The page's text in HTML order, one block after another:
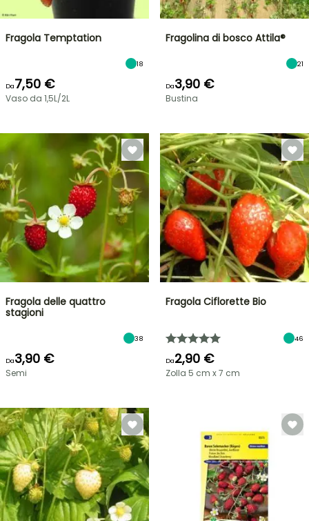
Fragola Temptation
18
Da7,50 €
Vaso da 1,5L/2L
Fragolina di bosco Attila®
21
Da3,90 €
Bustina
Fragola delle quattro
stagioni
38
Da3,90 €
Semi
Fragola Ciflorette Bio
46
Da2,90 €
Zolla 5 cm x 7 cm